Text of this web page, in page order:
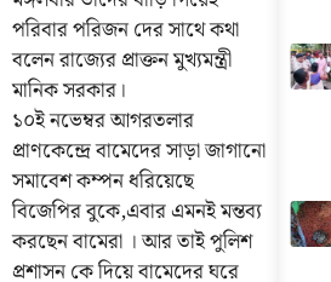
পরিবার পরিজন দের সাথে কথা
বলেন রাজ্যের প্রাক্তন মুখ্যমন্ত্রী
মানিক সরকার।
১০ই নভেম্বর আগরতলার
প্রাণকেন্দ্রে বামেদের সাড়া জাগানো
সমাবেশ কম্পন ধরিয়েছে
বিজেপির বুকে,এবার এমনই মন্তব্য
করছেন বামেরা । আর তাই পুলিশ
প্রশাসন কে দিয়ে বামেদের ঘরে